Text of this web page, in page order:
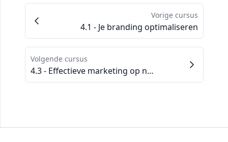
Vorige cursus
4.1 - Je branding optimaliseren
Volgende cursus
4.3 - Effectieve marketing op netwerken